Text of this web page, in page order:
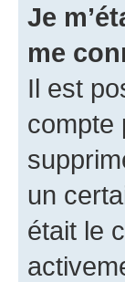
Je
me
Il est
compte
un
était le